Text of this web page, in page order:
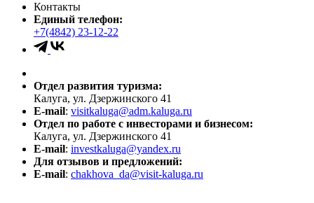
Контакты
Единый телефон:
+7(4842) 23-12-22
Отдел развития туризма:
Калуга, ул. Дзержинского 41
E-mail: visitkaluga@adm.kaluga.ru
Отдел по работе с инвесторами и бизнесом:
Калуга, ул. Дзержинского 41
E-mail: investkaluga@yandex.ru
Для отзывов и предложений:
E-mail: chakhova_da@visit-kaluga.ru